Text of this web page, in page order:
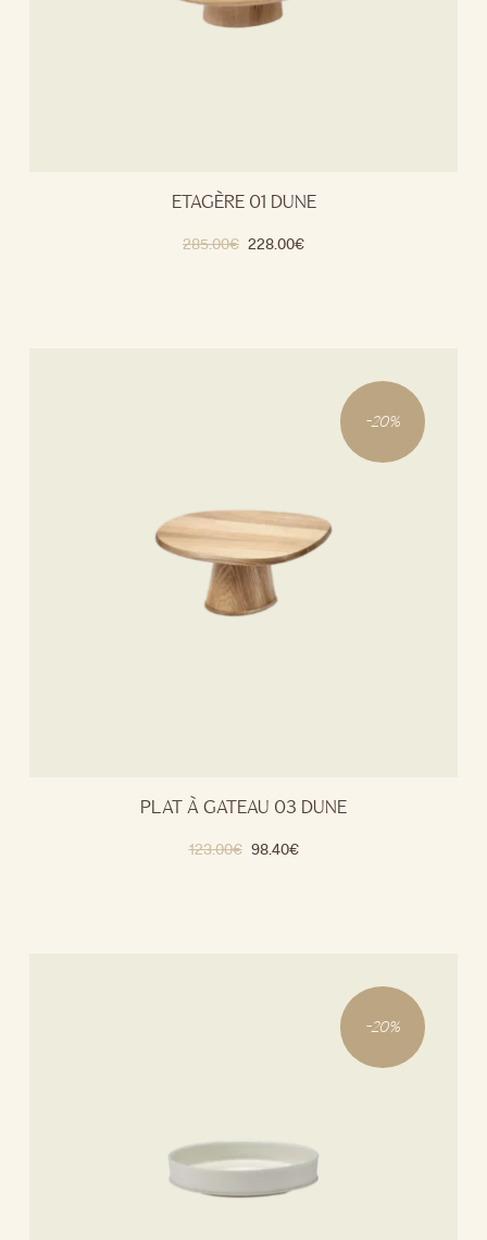
ETAGÈRE 01 DUNE
285.00€ 228.00€
-20%
PLAT À GATEAU 03 DUNE
123.00€ 98.40€
-20%